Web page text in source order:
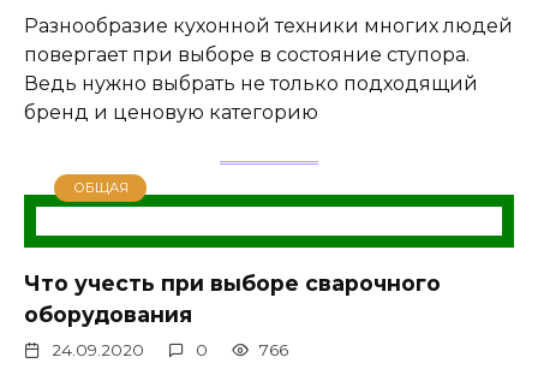
Разнообразие кухонной техники многих людей
повергает при выборе в состояние ступора.
Ведь нужно выбрать не только подходящий
бренд и ценовую категорию
ОБЩАЯ
Что учесть при выборе сварочного
оборудования
24.09.2020 0 766